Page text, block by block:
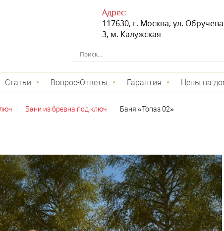
Адрес:
117630, г. Москва, ул.
3, м. Калужская
Статьи Вопрос-Ответы Гарантия Цены на
Бани из бревна под ключ Баня «Топаз 02»